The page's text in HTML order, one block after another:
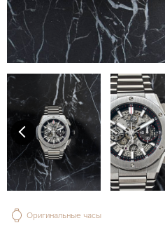
Оригинальные часы